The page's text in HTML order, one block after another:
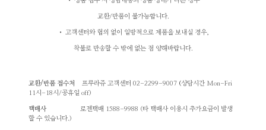
교환/반품이 불가능합니다.
• 고객센터와 협의 없이 일방적으로 제품을 보내실 경우,
착불로 반송할 수 밖에 없는 점 양해바랍니다.
교환/반품 접수처 프루라쥬 고객센터 02-2299-9007 (상담시간 Mon-Fri
11시-18시/공휴일 off)
택배사 로젠택배 1588-9988 (타 택배사 이용시 추가요금이 발생
할 수 있습니다.)